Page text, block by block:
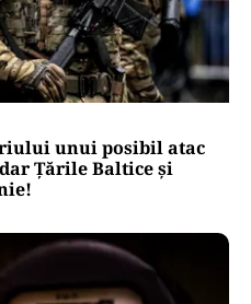
unui posibil atac
Țările Baltice și